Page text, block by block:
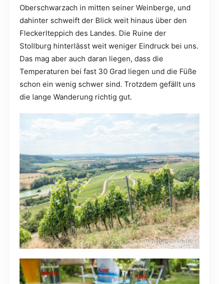
Oberschwarzach in mitten seiner Weinberge, und
dahinter schweift der Blick weit hinaus über den
Fleckerlteppich des Landes. Die Ruine der
Stollburg hinterlässt weit weniger Eindruck bei uns.
Das mag aber auch daran liegen, dass die
Temperaturen bei fast 30 Grad liegen und die Füße
schon ein wenig schwer sind. Trotzdem gefällt uns
die lange Wanderung richtig gut.